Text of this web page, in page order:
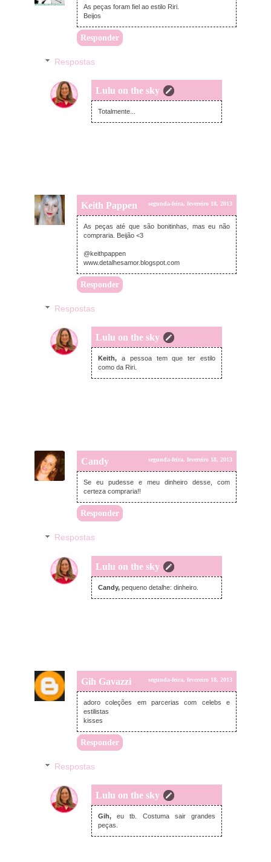
As peças foram fiel ao estilo Riri.
Beijos
Responder
Respostas
Lulu on the sky
segunda-feira, fevereiro 18, 2013
Totalmente...
Keith Pappen segunda-feira, fevereiro 18, 2013
As peças até que são bonitinhas, mas eu não
compraria. Beijão <3
@keithpappen
www.detalhesamor.blogspot.com
Responder
Respostas
Lulu on the sky
segunda-feira, fevereiro 18, 2013
Keith, a pessoa tem que ter estilo
como da Riri.
Candy segunda-feira, fevereiro 18, 2013
Se eu pudesse e meu dinheiro desse, com
certeza compraria!!
Responder
Respostas
Lulu on the sky
segunda-feira, fevereiro 18, 2013
Candy, pequeno detalhe: dinheiro.
Gih Gavazzi segunda-feira, fevereiro 18, 2013
adoro coleções em parcerias com celebs e
estilistas
kisses
Responder
Respostas
Lulu on the sky
segunda-feira, fevereiro 18, 2013
Gih,eu tb. Costuma sair grandes
peças.